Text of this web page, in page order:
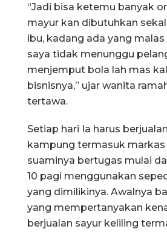
“Jadi bisa ketemu banyak
mayur kan dibutuhkan
ibu, kadang ada yang malas
saya tidak menunggu
menjemput bola lah mas
bisnisnya,” ujar wanita
tertawa.
Setiap hari Ia harus
kampung termasuk
suaminya bertugas mulai
10 pagi menggunakan
yang dimilikinya. Awalnya
yang mempertanyakan
berjualan sayur keliling